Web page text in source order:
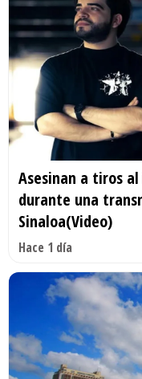
Asesinan a tiros
durante una
Sinaloa(Video)
Hace 1 día